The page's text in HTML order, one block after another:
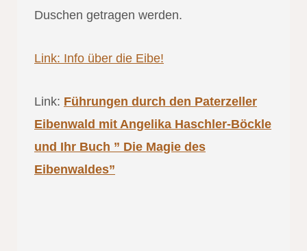
Duschen getragen werden.
Link: Info über die Eibe!
Link: Führungen durch den Paterzeller
Eibenwald mit Angelika Haschler-Böckle
und Ihr Buch ” Die Magie des
Eibenwaldes”